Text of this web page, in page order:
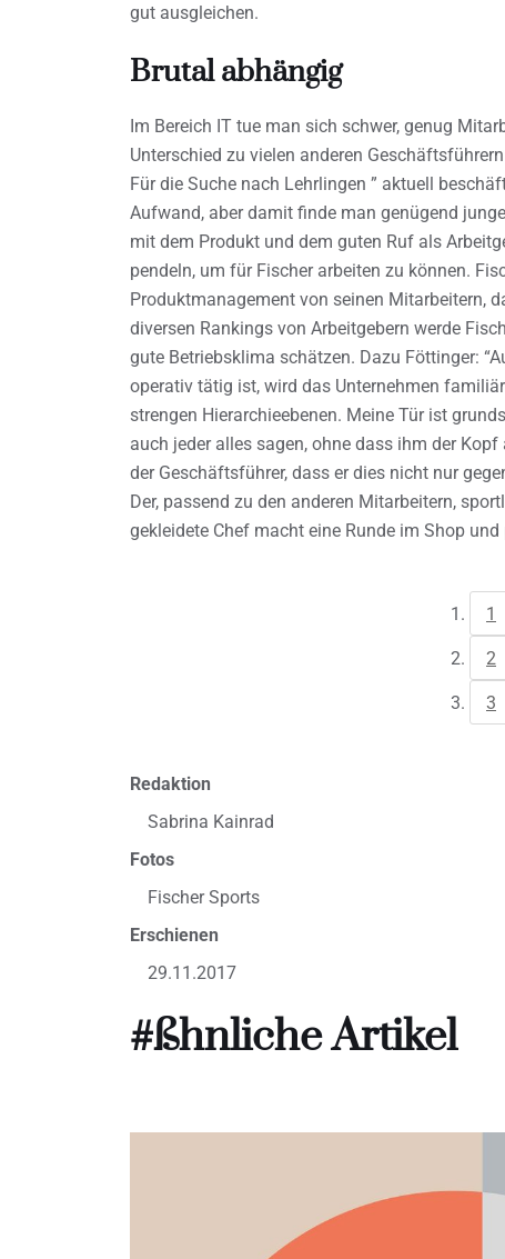
gut ausgleichen.
Brutal abhängig
Im Bereich IT tue man sich schwer, genug
Unterschied zu vielen anderen
Für die Suche nach Lehrlingen ” aktuell
Aufwand, aber damit finde man genügend
mit dem Produkt und dem guten Ruf als
pendeln, um für Fischer arbeiten zu können.
Produktmanagement von seinen Mitarbeitern,
diversen Rankings von Arbeitgebern werde
gute Betriebsklima schätzen. Dazu Föttinger:
operativ tätig ist, wird das Unternehmen
strengen Hierarchieebenen. Meine Tür ist
auch jeder alles sagen, ohne dass ihm der
der Geschäftsführer, dass er dies nicht nur
Der, passend zu den anderen Mitarbeitern,
gekleidete Chef macht eine Runde im Shop
1
2
3
Redaktion
Sabrina Kainrad
Fotos
Fischer Sports
Erschienen
29.11.2017
#ßhnliche Artikel